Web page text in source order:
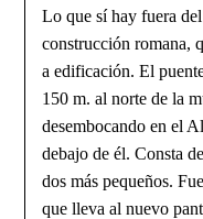
Lo que sí hay fuera
construcción romana,
a edificación. El
150 m. al norte de la
desembocando en el
debajo de él. Consta
dos más pe­queños.
que lleva al nuevo